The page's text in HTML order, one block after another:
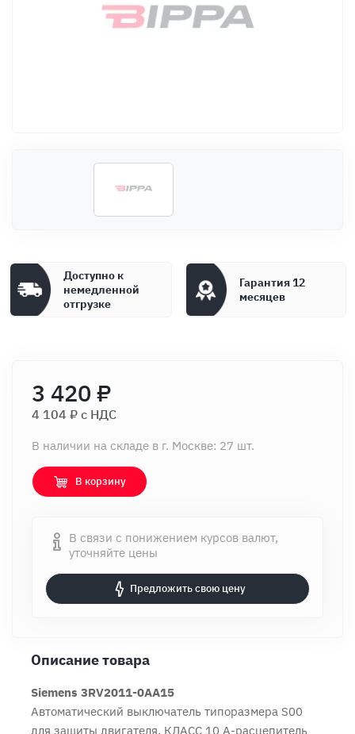
Доступно к
немедленной
отгрузке
Гарантия 12
месяцев
3 420 ₽
4 104 ₽ c НДС
В наличии на складе в г. Москве: 27 шт.
В корзину
В связи с понижением курсов валют,
уточняйте цены
Предложить свою цену
Описание товара
Siemens 3RV2011-0AA15
Автоматический выключатель типоразмера S00
для защиты двигателя, КЛАСС 10 А-расцепитель